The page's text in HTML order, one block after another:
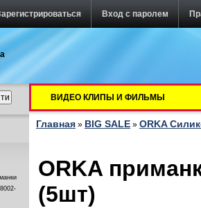
Вход с паролем
ВИДЕО КЛИПЫ И ФИЛЬМЫ
Главная » BIG SALE » ORKA
ORKA
(5шт)